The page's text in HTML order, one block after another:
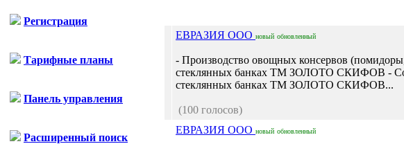
Регистрация
Тарифные планы
Панель управления
Расширенный поиск
ЕВРАЗИЯ ООО новый обновленный
- Производство овощных консервов
стеклянных банках ТМ ЗОЛОТО СКИФОВ -
стеклянных банках ТМ ЗОЛОТО СКИФОВ...
(100 голосов)
ЕВРАЗИЯ ООО новый обновленный